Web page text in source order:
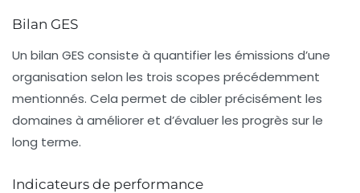
Bilan GES
Un bilan GES consiste à quantifier les émissions d’une
organisation selon les trois scopes précédemment
mentionnés. Cela permet de cibler précisément les
domaines à améliorer et d’évaluer les progrès sur le
long terme.
Indicateurs de performance